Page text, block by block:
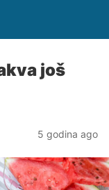
još
5 godina ago